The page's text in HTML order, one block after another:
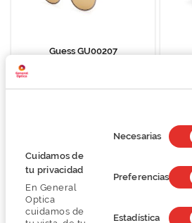
Cuidamos de
tu privacidad
En General
Optica
cuidamos de
de
consentimiento
Necesarias
Preferencias
Estadística
Guess GU00207
Está de
1